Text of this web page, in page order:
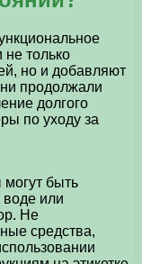
только
но и добавляют
продолжали
долгого
по уходу за
быть
или
Не
средства,